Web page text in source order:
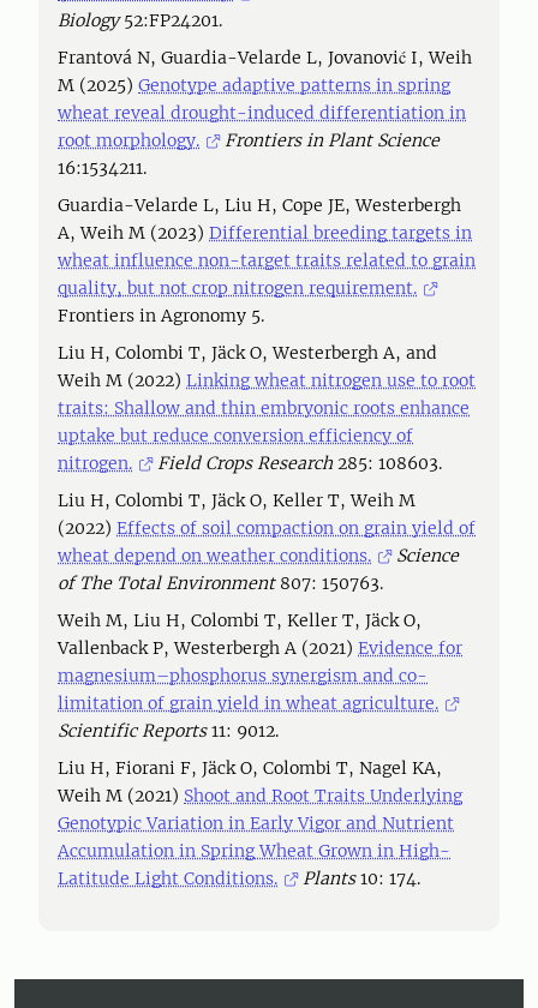
Biology52:FP24201.
Frantová N, Guardia-Velarde L, Jovanović I, Weih
M (2025) Genotype adaptive patterns in spring
wheat reveal drought-induced differentiation in
root morphology.
Frontiers in Plant Science
16:1534211.
Guardia-Velarde L, Liu H, Cope JE, Westerbergh
A, Weih M (2023) Differential breeding targets in
wheat influence non-target traits related to grain
quality, but not crop nitrogen requirement.
Frontiers in Agronomy 5.
Liu H, Colombi T, Jäck O, Westerbergh A, and
Weih M (2022) Linking wheat nitrogen use to root
traits: Shallow and thin embryonic roots enhance
uptake but reduce conversion efficiency of
nitrogen.
Field Crops Research 285: 108603.
Liu H, Colombi T, Jäck O, Keller T, Weih M
(2022) Effects of soil compaction on grain yield of
wheat depend on weather conditions.
Science
of The Total Environment 807: 150763.
Weih M, Liu H, Colombi T, Keller T, Jäck O,
Vallenback P, Westerbergh A (2021) Evidence for
magnesium–phosphorus synergism and co-
limitation of grain yield in wheat agriculture.
Scientific Reports11: 9012.
Liu H, Fiorani F, Jäck O, Colombi T, Nagel KA,
Weih M (2021) Shoot and Root Traits Underlying
Genotypic Variation in Early Vigor and Nutrient
Accumulation in Spring Wheat Grown in High-
Latitude Light Conditions.
Plants10: 174.